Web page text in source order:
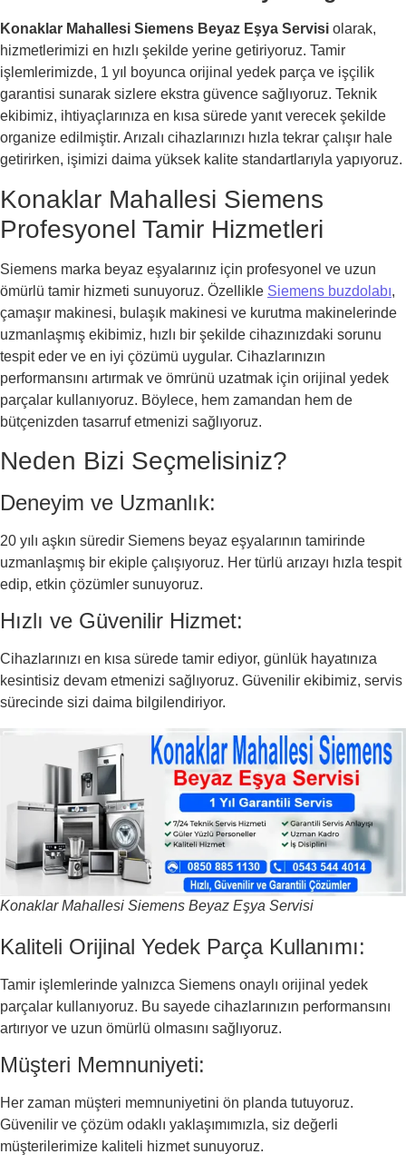
Konaklar Mahallesi Siemens Beyaz Eşya Servisi olarak,
hizmetlerimizi en hızlı şekilde yerine getiriyoruz. Tamir
işlemlerimizde, 1 yıl boyunca orijinal yedek parça ve işçilik
garantisi sunarak sizlere ekstra güvence sağlıyoruz. Teknik
ekibimiz, ihtiyaçlarınıza en kısa sürede yanıt verecek şekilde
organize edilmiştir. Arızalı cihazlarınızı hızla tekrar çalışır hale
getirirken, işimizi daima yüksek kalite standartlarıyla yapıyoruz.
Konaklar Mahallesi Siemens
Profesyonel Tamir Hizmetleri
Siemens marka beyaz eşyalarınız için profesyonel ve uzun
ömürlü tamir hizmeti sunuyoruz. Özellikle Siemens buzdolabı,
çamaşır makinesi, bulaşık makinesi ve kurutma makinelerinde
uzmanlaşmış ekibimiz, hızlı bir şekilde cihazınızdaki sorunu
tespit eder ve en iyi çözümü uygular. Cihazlarınızın
performansını artırmak ve ömrünü uzatmak için orijinal yedek
parçalar kullanıyoruz. Böylece, hem zamandan hem de
bütçenizden tasarruf etmenizi sağlıyoruz.
Neden Bizi Seçmelisiniz?
Deneyim ve Uzmanlık:
20 yılı aşkın süredir Siemens beyaz eşyalarının tamirinde
uzmanlaşmış bir ekiple çalışıyoruz. Her türlü arızayı hızla tespit
edip, etkin çözümler sunuyoruz.
Hızlı ve Güvenilir Hizmet:
Cihazlarınızı en kısa sürede tamir ediyor, günlük hayatınıza
kesintisiz devam etmenizi sağlıyoruz. Güvenilir ekibimiz, servis
sürecinde sizi daima bilgilendiriyor.
Konaklar Mahallesi Siemens Beyaz Eşya Servisi
Kaliteli Orijinal Yedek Parça Kullanımı:
Tamir işlemlerinde yalnızca Siemens onaylı orijinal yedek
parçalar kullanıyoruz. Bu sayede cihazlarınızın performansını
artırıyor ve uzun ömürlü olmasını sağlıyoruz.
Müşteri Memnuniyeti:
Her zaman müşteri memnuniyetini ön planda tutuyoruz.
Güvenilir ve çözüm odaklı yaklaşımımızla, siz değerli
müşterilerimize kaliteli hizmet sunuyoruz.